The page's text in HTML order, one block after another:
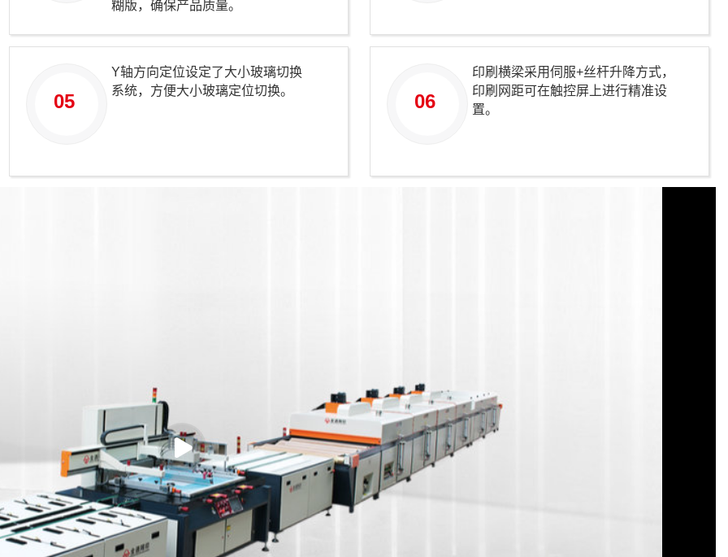
糊版，确保产品质量。
05
Y轴方向定位设定了大小玻璃切换
系统，方便大小玻璃定位切换。
06
印刷横梁采用伺服+丝杆升降方式，
印刷网距可在触控屏上进行精准设
置。